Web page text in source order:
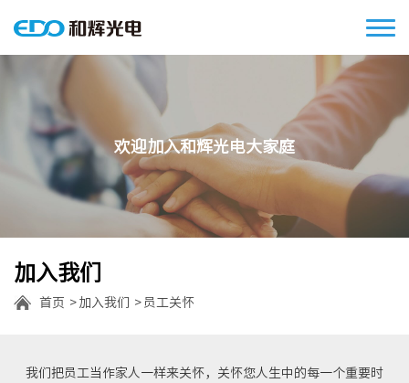
欢迎加入和辉光电大家庭
加入我们
首页 加入我们 员工关怀
我们把员工当作家人一样来关怀，关怀您人生中的每一个重要时